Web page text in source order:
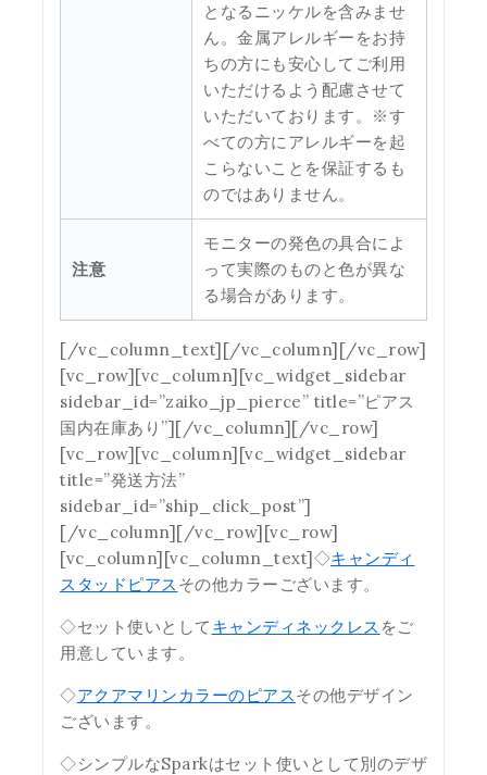
となるニッケルを含みませ
ん。金属アレルギーをお持
ちの方にも安心してご利用
いただけるよう配慮させて
いただいております。※す
べての方にアレルギーを起
こらないことを保証するも
のではありません。
注意
モニターの発色の具合によ
って実際のものと色が異な
る場合があります。
[/vc_column_text][/vc_column][/vc_row]
[vc_row][vc_column][vc_widget_sidebar
sidebar_id=”zaiko_jp_pierce” title=”ピアス
国内在庫あり”][/vc_column][/vc_row]
[vc_row][vc_column][vc_widget_sidebar
title=”発送方法”
sidebar_id=”ship_click_post”]
[/vc_column][/vc_row][vc_row]
[vc_column][vc_column_text]◇キャンディ
スタッドピアス その他カラーございます。
◇セット使いとして キャンディネックレス をご
用意しています。
◇アクアマリンカラーのピアスその他デザイン
ございます。
◇シンプルなSparkはセット使いとして別のデザ